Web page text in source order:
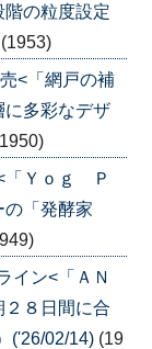
の粒度設定
(1953)
<「網戸の補
多彩なデザ
「Ｙｏｇ Ｐ
「発酵家
イン<「ＡＮ
８日間に合
('26/02/14) (19